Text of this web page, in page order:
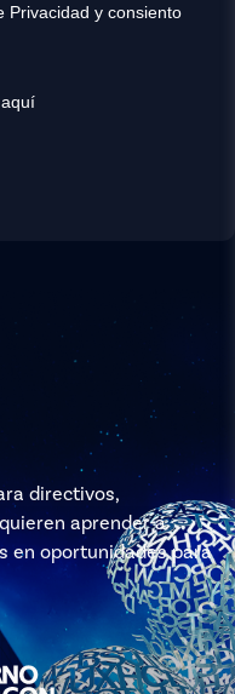
Privacidad y consiento
aquí
directivos,
aprender a
en oportunidades para